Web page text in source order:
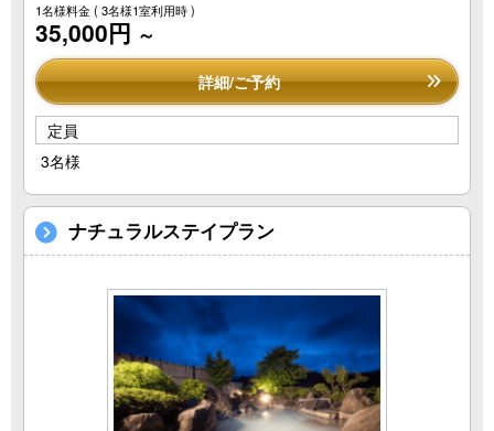
1名様料金( 3名様1室利用時 )
35,000円 ～
詳細/ご予約
定員
3名様
ナチュラルステイプラン